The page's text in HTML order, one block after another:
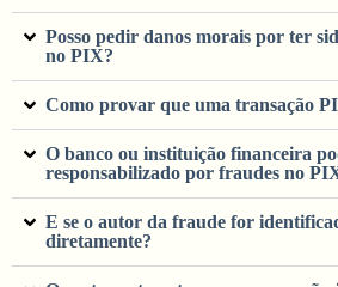
Posso pedir danos morais por ter
no PIX?
Como provar que uma transação
O banco ou instituição financeira
responsabilizado por fraudes no
E se o autor da fraude for
diretamente?